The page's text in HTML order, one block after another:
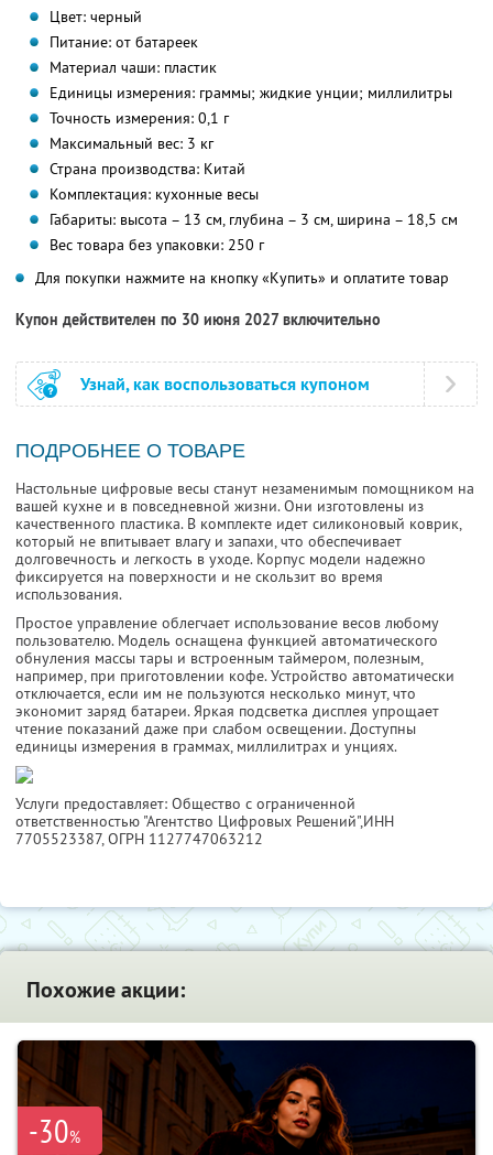
Цвет: черный
Питание: от батареек
Материал чаши: пластик
Единицы измерения: граммы; жидкие унции; миллилитры
Точность измерения: 0,1 г
Максимальный вес: 3 кг
Страна производства: Китай
Комплектация: кухонные весы
Габариты: высота – 13 см, глубина – 3 см, ширина – 18,5 см
Вес товара без упаковки: 250 г
Для покупки нажмите на кнопку «Купить» и оплатите товар
Купон действителен по 30 июня 2027 включительно
Узнай, как воспользоваться купоном
ПОДРОБНЕЕ О ТОВАРЕ
Настольные цифровые весы станут незаменимым помощником на
вашей кухне и в повседневной жизни. Они изготовлены из
качественного пластика. В комплекте идет силиконовый коврик,
который не впитывает влагу и запахи, что обеспечивает
долговечность и легкость в уходе. Корпус модели надежно
фиксируется на поверхности и не скользит во время
использования.
Простое управление облегчает использование весов любому
пользователю. Модель оснащена функцией автоматического
обнуления массы тары и встроенным таймером, полезным,
например, при приготовлении кофе. Устройство автоматически
отключается, если им не пользуются несколько минут, что
экономит заряд батареи. Яркая подсветка дисплея упрощает
чтение показаний даже при слабом освещении. Доступны
единицы измерения в граммах, миллилитрах и унциях.
Услуги предоставляет: Общество с ограниченной
ответственностью "Агентство Цифровых Решений",ИНН
7705523387, ОГРН 1127747063212
Похожие акции:
-30%